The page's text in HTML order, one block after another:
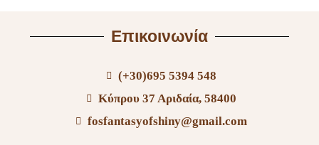
Επικοινωνία
(+30)695 5394 548
Κύπρου 37 Αριδαία, 58400
fosfantasyofshiny@gmail.com